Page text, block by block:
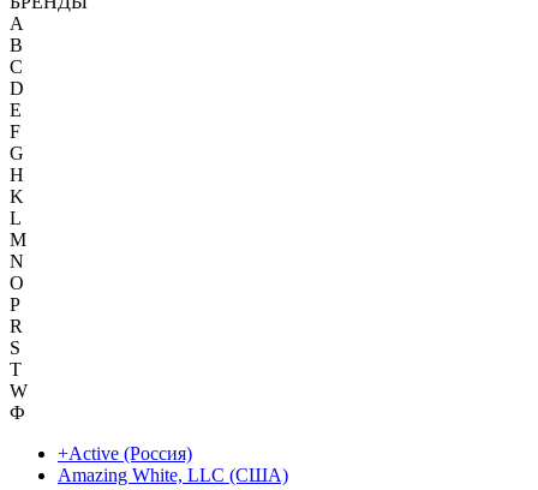
A
B
C
D
E
F
G
H
K
L
M
N
O
P
R
S
T
W
Ф
+Active (Россия)
Amazing White, LLC (США)